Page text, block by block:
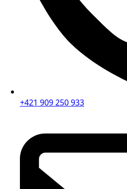
+421 909 250 933